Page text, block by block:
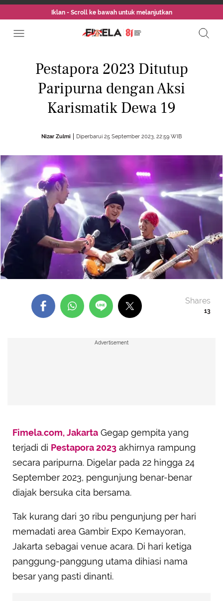
Iklan - Scroll ke bawah untuk melanjutkan
Pestapora 2023 Ditutup
Paripurna dengan Aksi
Karismatik Dewa 19
Nizar Zulmi Diperbarui 25 September 2023, 22:59 WIB
13
Shares
Advertisement
Fimela.com, Jakarta Gegap gempita yang
terjadi di Pestapora 2023 akhirnya rampung
secara paripurna. Digelar pada 22 hingga 24
September 2023, pengunjung benar-benar
diajak bersuka cita bersama.
Tak kurang dari 30 ribu pengunjung per hari
memadati area Gambir Expo Kemayoran,
Jakarta sebagai venue acara. Di hari ketiga
panggung-panggung utama dihiasi nama
besar yang pasti dinanti.